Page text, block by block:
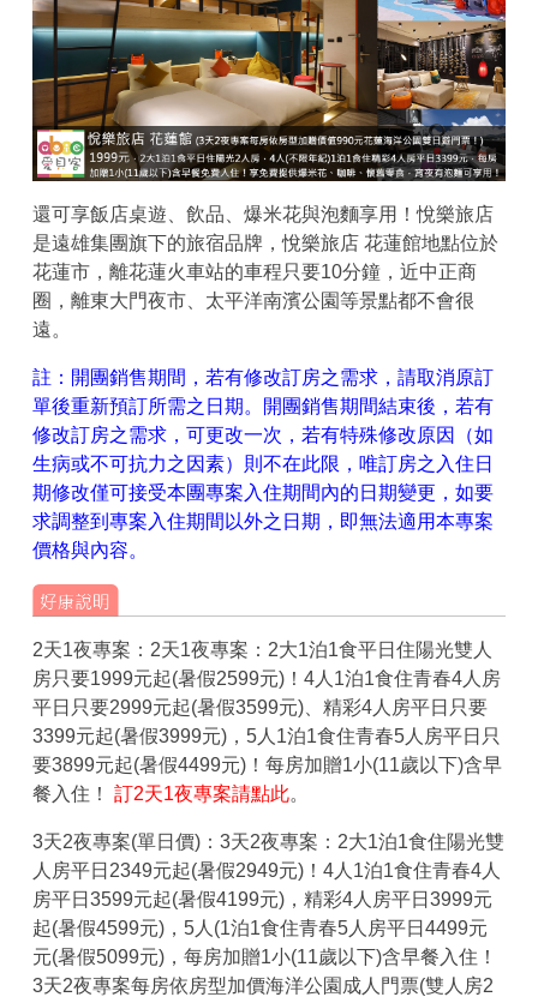
還可享飯店桌遊、飲品、爆米花與泡麵享用！悅樂旅店
是遠雄集團旗下的旅宿品牌，悅樂旅店 花蓮館地點位於
花蓮市，離花蓮火車站的車程只要10分鐘，近中正商
圈，離東大門夜市、太平洋南濱公園等景點都不會很
遠。
註：開團銷售期間，若有修改訂房之需求，請取消原訂
單後重新預訂所需之日期。開團銷售期間結束後，若有
修改訂房之需求，可更改一次，若有特殊修改原因（如
生病或不可抗力之因素）則不在此限，唯訂房之入住日
期修改僅可接受本團專案入住期間內的日期變更，如要
求調整到專案入住期間以外之日期，即無法適用本專案
價格與內容。
2天1夜專案：2天1夜專案：2大1泊1食平日住陽光雙人
房只要1999元起(暑假2599元)！4人1泊1食住青春4人房
平日只要2999元起(暑假3599元)、精彩4人房平日只要
3399元起(暑假3999元)，5人1泊1食住青春5人房平日只
要3899元起(暑假4499元)！每房加贈1小(11歲以下)含早
餐入住！ 訂2天1夜專案請點此。
3天2夜專案(單日價)：3天2夜專案：2大1泊1食住陽光雙
人房平日2349元起(暑假2949元)！4人1泊1食住青春4人
房平日3599元起(暑假4199元)，精彩4人房平日3999元
起(暑假4599元)，5人(1泊1食住青春5人房平日4499元
元(暑假5099元)，每房加贈1小(11歲以下)含早餐入住！
3天2夜專案每房依房型加價海洋公園成人門票(雙人房2